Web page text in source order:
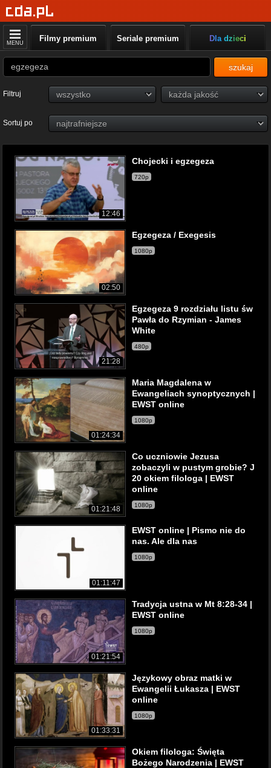
MENU Filmy premium Seriale premium Dla dzieci
szukaj
Filtruj
Sortuj po
12:46
Chojecki i egzegeza
720p
02:50
Egzegeza / Exegesis
1080p
21:28
Egzegeza 9 rozdziału listu św
Pawła do Rzymian - James
White
480p
01:24:34
Maria Magdalena w
Ewangeliach synoptycznych |
EWST online
1080p
01:21:48
Co uczniowie Jezusa
zobaczyli w pustym grobie? J
20 okiem filologa | EWST
online
1080p
01:11:47
EWST online | Pismo nie do
nas. Ale dla nas
1080p
01:21:54
Tradycja ustna w Mt 8:28-34 |
EWST online
1080p
01:33:31
Językowy obraz matki w
Ewangelii Łukasza | EWST
online
1080p
Okiem filologa: Święta
Bożego Narodzenia | EWST